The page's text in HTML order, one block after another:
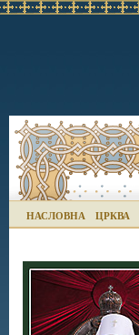
НАСЛОВНА ЦРКВА